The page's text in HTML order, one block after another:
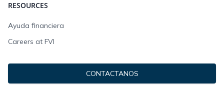
RESOURCES
Ayuda financiera
Careers at FVI
CONTACTANOS